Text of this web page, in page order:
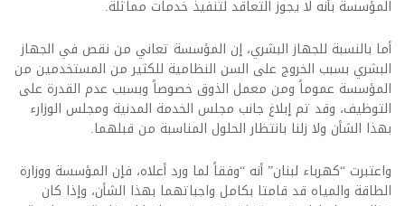
المؤسسة بأنه لا يجوز التعاقد لتنفيذ خدمات مماثلة.
أما بالنسبة للجهاز البشري، إن المؤسسة تعاني من نقص في الجهاز
البشري بسبب الخروج على السن النظامية للكثير من المستخدمين من
المؤسسة عموماً ومن معمل الذوق خصوصاً وبسبب عدم القدرة على
التوظيف، وقد تم إبلاغ جانب مجلس الخدمة المدنية ومجلس الوزارء
بهذا الشأن ولا زلنا بانتظار الحلول المناسبة من قبلهما.
واعتبرت “كهرباء لبنان” أنه “وفقاً لما ورد أعلاه، فإن المؤسسة ووزارة
الطاقة والمياه قد قامتا بكامل واجباتهما بهذا الشأن، وإذا كان